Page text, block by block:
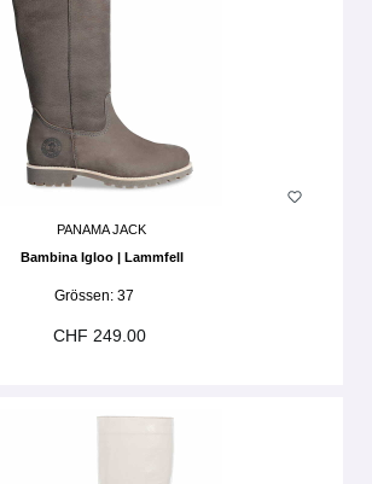
PANAMA JACK
Bambina Igloo | Lammfell
Grössen: 37
CHF 249.00